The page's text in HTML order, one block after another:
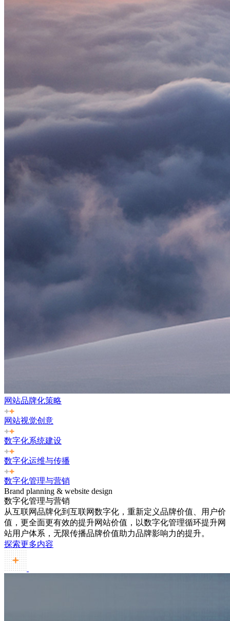
网站品牌化策略
网站视觉创意
数字化系统建设
数字化运维与传播
数字化管理与营销
Brand planning & website design
数字化管理与营销
从互联网品牌化到互联网数字化，重新定义品牌价值、用户价
值，更全面更有效的提升网站价值，以数字化管理循环提升网
站用户体系，无限传播品牌价值助力品牌影响力的提升。
探索更多内容